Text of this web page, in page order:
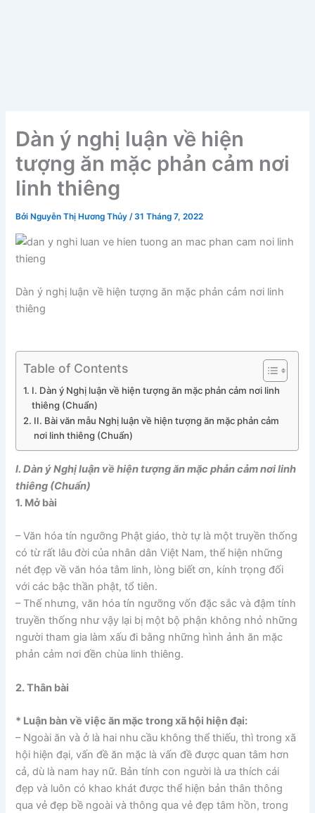
Dàn ý nghị luận về hiện
tượng ăn mặc phản cảm nơi
linh thiêng
Bởi Nguyễn Thị Hương Thủy/31 Tháng 7, 2022
Dàn ý nghị luận về hiện tượng ăn mặc phản cảm nơi linh
thiêng
Table of Contents
I. Dàn ý Nghị luận về hiện tượng ăn mặc phản cảm nơi linh
thiêng (Chuẩn)
II. Bài văn mẫu Nghị luận về hiện tượng ăn mặc phản cảm
nơi linh thiêng (Chuẩn)
I. Dàn ý Nghị luận về hiện tượng ăn mặc phản cảm nơi linh
thiêng (Chuẩn)
1. Mở bài
– Văn hóa tín ngưỡng Phật giáo, thờ tự là một truyền thống
có từ rất lâu đời của nhân dân Việt Nam, thể hiện những
nét đẹp về văn hóa tâm linh, lòng biết ơn, kính trọng đối
với các bậc thần phật, tổ tiên.
– Thế nhưng, văn hóa tín ngưỡng vốn đặc sắc và đậm tính
truyền thống như vậy lại bị một bộ phận không nhỏ những
người tham gia làm xấu đi bằng những hình ảnh ăn mặc
phản cảm nơi đền chùa linh thiêng.
2. Thân bài
* Luận bàn về việc ăn mặc trong xã hội hiện đại:
– Ngoài ăn và ở là hai nhu cầu không thể thiếu, thì trong xã
hội hiện đại, vấn đề ăn mặc là vấn đề được quan tâm hơn
cả, dù là nam hay nữ. Bản tính con người là ưa thích cái
đẹp và luôn có khao khát được thể hiện bản thân thông
qua vẻ đẹp bề ngoài và thông qua vẻ đẹp tâm hồn, trong